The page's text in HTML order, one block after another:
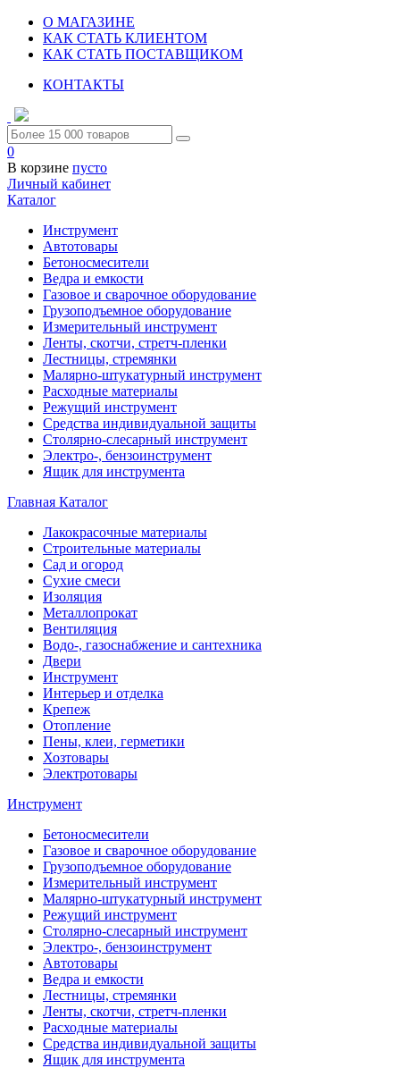
О МАГАЗИНЕ
КАК СТАТЬ КЛИЕНТОМ
КАК СТАТЬ ПОСТАВЩИКОМ
КОНТАКТЫ
0
В корзине пусто
Личный кабинет
Каталог
Инструмент
Автотовары
Бетоносмесители
Ведра и емкости
Газовое и сварочное оборудование
Грузоподъемное оборудование
Измерительный инструмент
Ленты, скотчи, стретч-пленки
Лестницы, стремянки
Малярно-штукатурный инструмент
Расходные материалы
Режущий инструмент
Средства индивидуальной защиты
Столярно-слесарный инструмент
Электро-, бензоинструмент
Ящик для инструмента
Главная Каталог
Лакокрасочные материалы
Строительные материалы
Сад и огород
Сухие смеси
Изоляция
Металлопрокат
Вентиляция
Водо-, газоснабжение и сантехника
Двери
Инструмент
Интерьер и отделка
Крепеж
Отопление
Пены, клеи, герметики
Хозтовары
Электротовары
Инструмент
Бетоносмесители
Газовое и сварочное оборудование
Грузоподъемное оборудование
Измерительный инструмент
Малярно-штукатурный инструмент
Режущий инструмент
Столярно-слесарный инструмент
Электро-, бензоинструмент
Автотовары
Ведра и емкости
Лестницы, стремянки
Ленты, скотчи, стретч-пленки
Расходные материалы
Средства индивидуальной защиты
Ящик для инструмента